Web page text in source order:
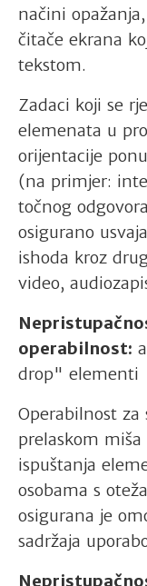
načini
čitače ekrana
tekstom.
Zadaci koji se
elemenata u
orijentacije
(na primjer:
točnog
osigurano
ishoda kroz
video,
operabilnost:
drop" elementi
Operabilnost za
prelaskom
ispuštanja
osobama s
osigurana je
sadržaja